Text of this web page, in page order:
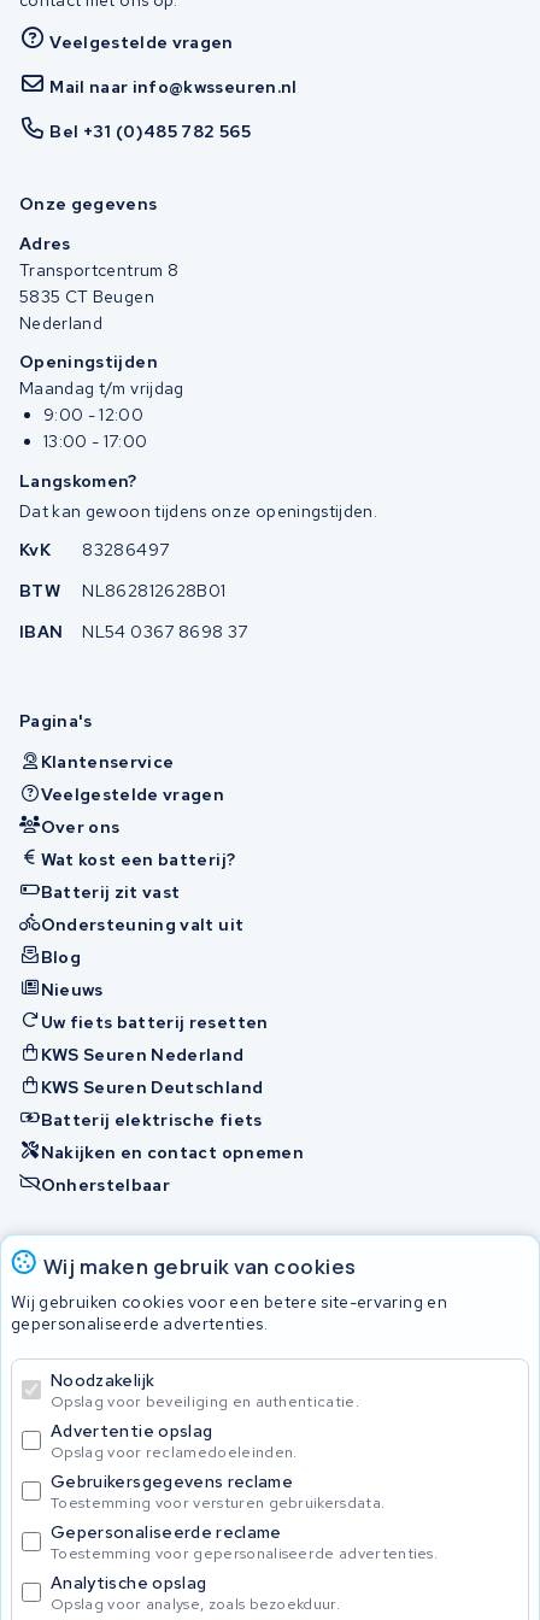
Wij maken gebruik van cookies
Wij gebruiken cookies voor een betere site-ervaring en
gepersonaliseerde advertenties.
Noodzakelijk
Opslag voor beveiliging en authenticatie.
Advertentie opslag
Opslag voor reclamedoeleinden.
Gebruikersgegevens reclame
Toestemming voor versturen gebruikersdata.
Gepersonaliseerde reclame
Toestemming voor gepersonaliseerde advertenties.
Analytische opslag
Opslag voor analyse, zoals bezoekduur.
Veelgestelde vragen
Mail naar info@kwsseuren.nl
Bel +31 (0)485 782 565
Onze gegevens
Adres
Transportcentrum 8
5835 CT Beugen
Nederland
Openingstijden
Maandag t/m vrijdag
9:00 - 12:00
13:00 - 17:00
Langskomen?
Dat kan gewoon tijdens onze openingstijden.
KvK
83286497
BTW
NL862812628B01
IBAN
NL54 0367 8698 37
Pagina's
Klantenservice
Veelgestelde vragen
Over ons
Wat kost een batterij?
Batterij zit vast
Ondersteuning valt uit
Blog
Nieuws
Uw fiets batterij resetten
KWS Seuren Nederland
KWS Seuren Deutschland
Batterij elektrische fiets
Nakijken en contact opnemen
Onherstelbaar
Accu's
Privacy Policy